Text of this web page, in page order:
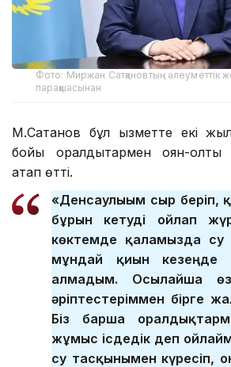
Фото: Миржан Сатқановтың әлеуметтік
парақшасынан
М.Сатқанов бұл қызметте екі
бойы оралдықтармен қоян-
атап өтті.
«Денсаулығым сыр беріп,
бұрын кетуді ойлап
көктемде қаламызда су
мұндай қиын кезеңде
алмадым. Осылайша өз
әріптестеріммен бірге
Біз барша
жұмыс ісдедік деп
су тасқынымен күресіп,